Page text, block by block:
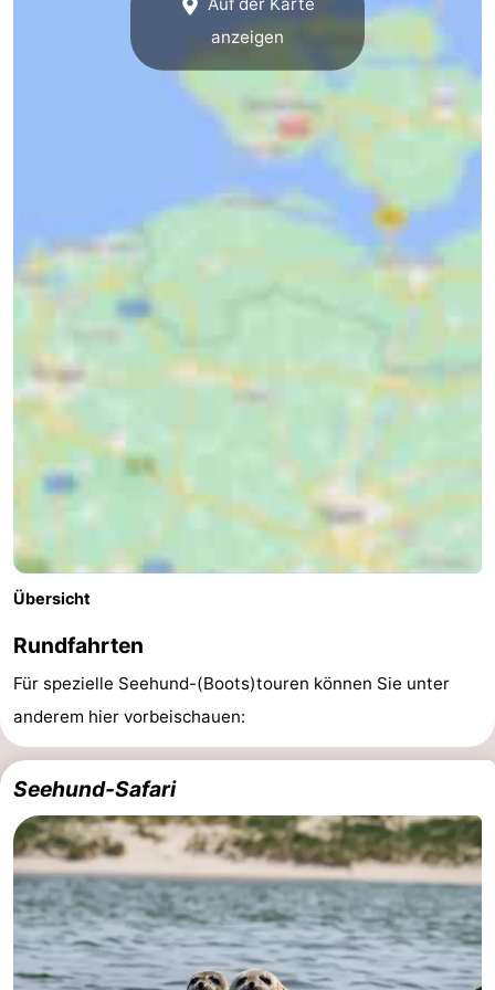
anzeigen
Übersicht
Rundfahrten
Für spezielle Seehund-(Boots)touren können Sie unter
anderem hier vorbeischauen:
Seehund-Safari